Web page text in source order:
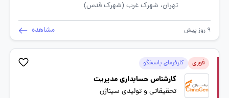
تهران، شهرک غرب (شهرک قدس)
9 روز پیش مشاهده
فوری کارفرمای پاسخگو
کارشناس حسابداری مدیریت
تحقیقاتی و تولیدی سیناژن